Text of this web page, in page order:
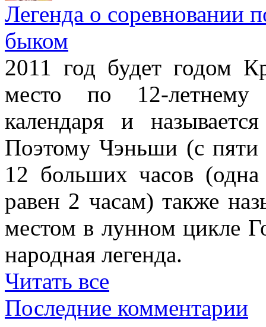
Легенда о соревновании
быком
2011 год будет годом
место по 12-летнему
календаря и
Поэтому Чэньши (с пяти
12 больших часов (одна
равен 2 часам) также
местом в лунном цикле
народная легенда.
Читать все
Последние комментарии